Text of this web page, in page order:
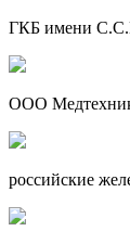
ГКБ имени
ООО
российские